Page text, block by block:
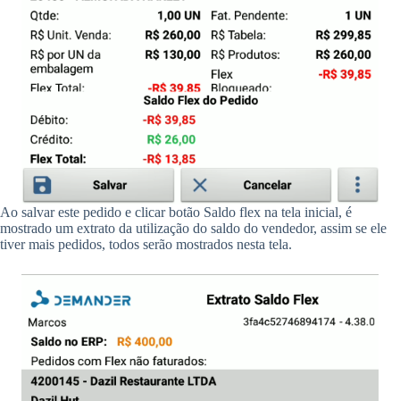
Ao salvar este pedido e clicar botão Saldo flex na tela inicial, é
mostrado um extrato da utilização do saldo do vendedor, assim se ele
tiver mais pedidos, todos serão mostrados nesta tela.